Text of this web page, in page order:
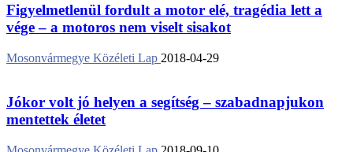
Figyelmetlenül fordult a motor elé, tragédia lett a
vége – a motoros nem viselt sisakot
Mosonvármegye Közéleti Lap 2018-04-29
Jókor volt jó helyen a segítség – szabadnapjukon
mentettek életet